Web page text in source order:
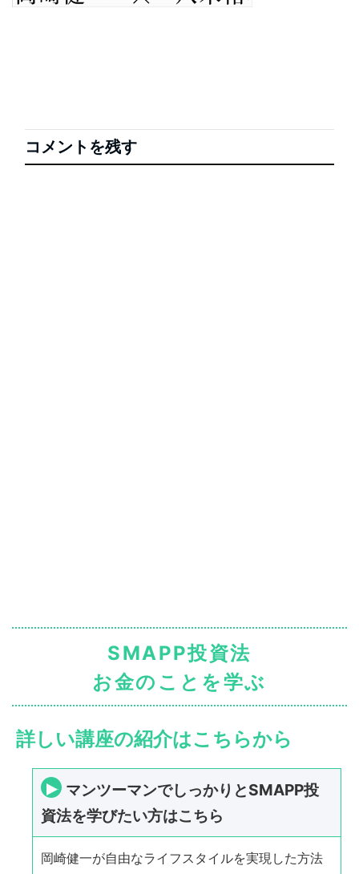
コメントを残す
SMAPP投資法
お金のことを学ぶ
詳しい講座の紹介はこちらから
マンツーマンでしっかりとSMAPP投
資法を学びたい方はこちら
岡崎健一が自由なライフスタイルを実現した方法